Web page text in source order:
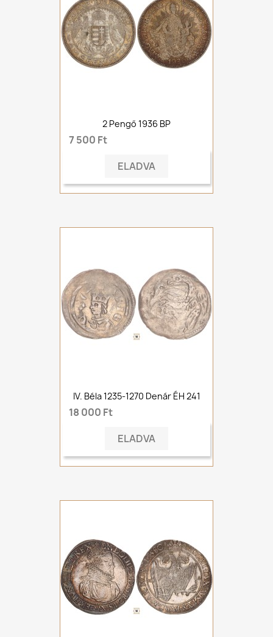
2 Pengő 1936 BP
7 500 Ft
ELADVA
IV. Béla 1235-1270 Denár ÉH 241
18 000 Ft
ELADVA